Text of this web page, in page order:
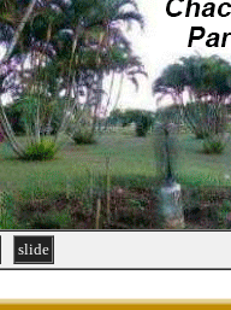
slide